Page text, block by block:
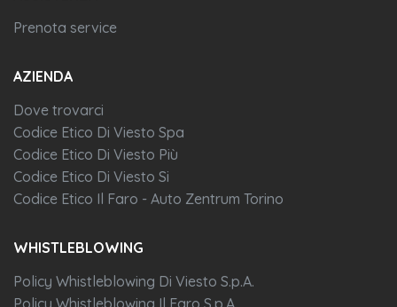
Prenota service
AZIENDA
Dove trovarci
Codice Etico Di Viesto Spa
Codice Etico Di Viesto Più
Codice Etico Di Viesto Si
Codice Etico Il Faro - Auto Zentrum Torino
WHISTLEBLOWING
Policy Whistleblowing Di Viesto S.p.A.
Policy Whistleblowing Il Faro S.p.A.